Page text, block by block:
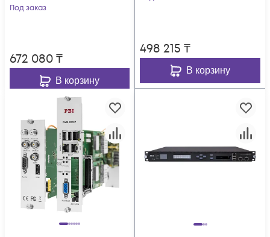
DMM-2410EC-С
Под заказ
672 080₸
В корзину
498 215 ₸
В корзину